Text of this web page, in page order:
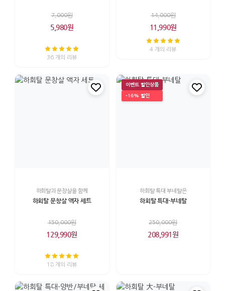
7,000원
5,980원
36 개의 리뷰
14,000원
11,990원
4 개의 리뷰
하회탈과 문창살을 함께
하회탈 문창살 액자 세트
150,000원
129,990원
18 개의 리뷰
이벤트 할인상품
-16% 할인
하회탈 특대 부네탈은
하회탈 특대-부네탈
250,000원
208,991원